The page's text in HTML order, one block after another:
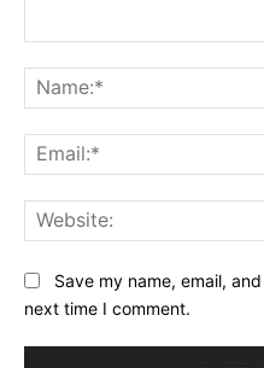
Save my name, email,
next time I comment.